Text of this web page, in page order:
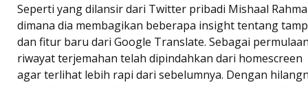
Seperti yang dilansir dari Twitter pribadi Mishaal
dimana dia membagikan beberapa insight tentang
dan fitur baru dari Google Translate. Sebagai
riwayat terjemahan telah dipindahkan dari homescreen
agar terlihat lebih rapi dari sebelumnya. Dengan